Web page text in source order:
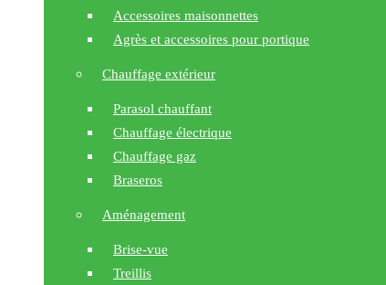
Accessoires maisonnettes
Agrès et accessoires pour portique
Chauffage extérieur
Parasol chauffant
Chauffage électrique
Chauffage gaz
Braseros
Aménagement
Brise-vue
Treillis